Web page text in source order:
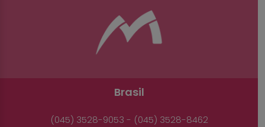
Brasil
(045) 3528-9053 - (045) 3528-8462